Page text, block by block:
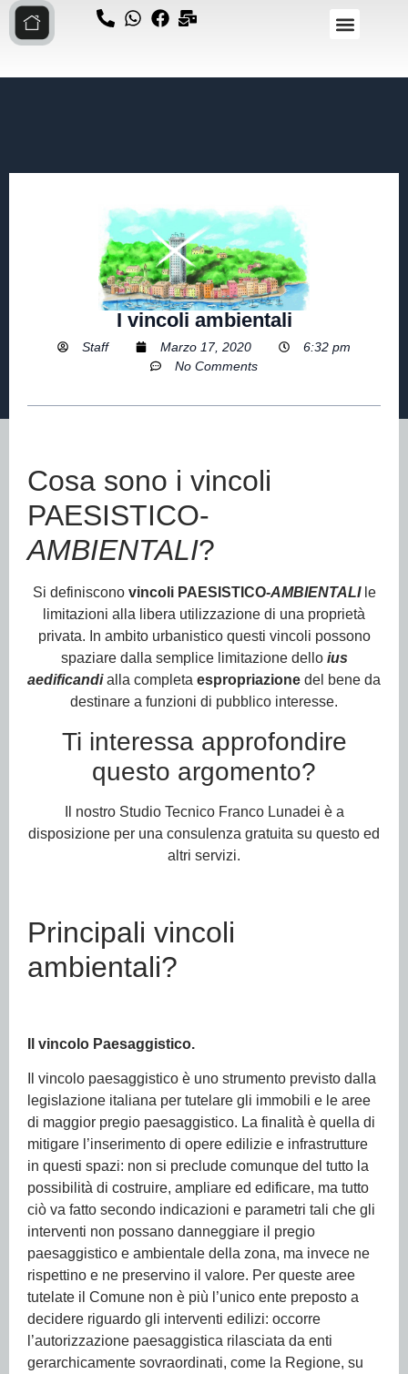
I vincoli ambientali
Staff Marzo 17, 2020
6:32 pm
No Comments
Cosa sono i vincoli
PAESISTICO-
AMBIENTALI?
Si definiscono vincoli PAESISTICO-AMBIENTALIle
limitazioni alla libera utilizzazione di una proprietà
privata. In ambito urbanistico questi vincoli possono
spaziare dalla semplice limitazione dello ius
aedificandialla completa espropriazione del bene da
destinare a funzioni di pubblico interesse.
Ti interessa approfondire
questo argomento?
Il nostro Studio Tecnico Franco Lunadei è a
disposizione per una consulenza gratuita su questo ed
altri servizi.
Principali vincoli
ambientali?
Il vincolo Paesaggistico.
Il vincolo paesaggistico è uno strumento previsto dalla
legislazione italiana per tutelare gli immobili e le aree
di maggior pregio paesaggistico. La finalità è quella di
mitigare l’inserimento di opere edilizie e infrastrutture
in questi spazi: non si preclude comunque del tutto la
possibilità di costruire, ampliare ed edificare, ma tutto
ciò va fatto secondo indicazioni e parametri tali che gli
interventi non possano danneggiare il pregio
paesaggistico e ambientale della zona, ma invece ne
rispettino e ne preservino il valore. Per queste aree
tutelate il Comune non è più l’unico ente preposto a
decidere riguardo gli interventi edilizi: occorre
l’autorizzazione paesaggistica rilasciata da enti
gerarchicamente sovraordinati, come la Regione, su